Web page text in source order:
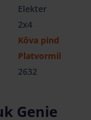
Elekter
2x4
Kõva pind
Platvormil
2632
Genie